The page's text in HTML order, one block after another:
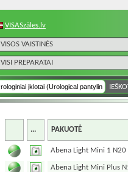
VISASzāles.lv
VISOS VAISTINĖS
VISI PREPARATAI
... PAKUOTĖ
Abena Light Mini 1 N20
Abena Light Mini Plus